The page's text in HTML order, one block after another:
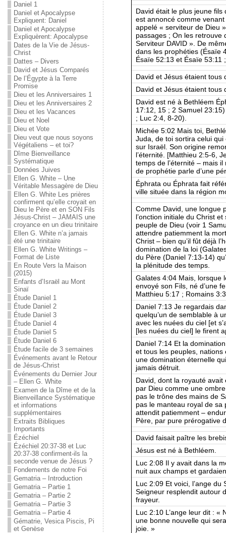
Daniel 1
Daniel et Apocalypse
Expliquent: Daniel
Daniel et Apocalypse
Expliquèrent: Apocalypse
Dates de la Vie de Jésus-
Christ
Dattes – Divers
David et Jésus Comparés
De l’Égypte à la Terre
Promise
Dieu et les Anniversaires 1
Dieu et les Anniversaires 2
Dieu et les Vacances
Dieu et Noel
Dieu et Vote
Dieu veut que nous soyons
Végétaliens – et toi?
Dîme Bienveillance
Systématique
Données Juives
Ellen G. White – Une
Véritable Messagère de Dieu
Ellen G. White Les prières
confirment qu’elle croyait en
Dieu le Père et en SON Fils
Jésus-Christ – JAMAIS une
croyance en un dieu trinitaire
Ellen G. White n’a jamais
été une trinitaire
Ellen G. White Writings –
Format de Liste
En Route Vers la Maison
(2015)
Enfants d’Israël au Mont
Sinaï
Étude Daniel 1
Étude Daniel 2
Étude Daniel 3
Étude Daniel 4
Étude Daniel 5
Étude Daniel 6
Étude facile de 3 semaines
Événements avant le Retour
de Jésus-Christ
Événements du Dernier Jour
– Ellen G. White
Examen de la Dîme et de la
Bienveillance Systématique
et informations
supplémentaires
Extraits Bibliques
Importants
Ézéchiel
Ézéchiel 20:37-38 et Luc
20:37-38 confirment-ils la
seconde venue de Jésus ?
Fondements de notre Foi
Gematria – Introduction
Gematria – Partie 1
Gematria – Partie 2
Gematria – Partie 3
Gematria – Partie 4
Gématrie, Vesica Piscis, Pi
et Genèse
David était le plus jeune fils
est annoncé comme
appelé « serviteur de Dieu
passages ; On les retrouve
Serviteur DAVID ». De
dans les prophéties (Ésaïe
Ésaïe 52:13 et Ésaïe 53:11
David et Jésus étaient tous
David et Jésus étaient tous
David est né à Bethléem
17:12, 15 ; 2 Samuel
; Luc 2:4, 8-20).
Michée 5:02 Mais toi,
Juda, de toi sortira celui
sur Israël. Son origine
l’éternité. [Matthieu 2:5-6,
temps de l’éternité – mais il
de prophétie parle d’une
Éphrata ou Éphrata fait
ville située dans la région
Comme David, une longue
l’onction initiale du Christ
peuple de Dieu (voir 1
attendre patiemment la
Christ – bien qu’il fût déjà
domination de la loi
du Père (Daniel 7:13-14)
la plénitude des temps.
Galates 4:04 Mais, lorsque
envoyé son Fils, né d’une
Matthieu 5:17 ; Romains
Daniel 7:13 Je regardais
quelqu’un de semblable à
avec les nuées du ciel [et
[les nuées du ciel] le firent
Daniel 7:14 Et la
et tous les peuples,
une domination éternelle
jamais détruit.
David, dont la royauté
par Dieu comme une
pas le trône des mains de
pas le manteau royal de
attendit patiemment –
Père, par pure prérogative
David faisait paître les
Jésus est né à Bethléem.
Luc 2:08 Il y avait dans la
nuit aux champs et
Luc 2:09 Et voici, l’ange
Seigneur resplendit autour
frayeur.
Luc 2:10 L’ange leur dit : «
une bonne nouvelle qui
joie. »